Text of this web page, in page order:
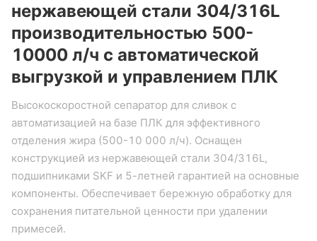
нержавеющей стали 304/316L
производительностью 500-
10000 л/ч с автоматической
выгрузкой и управлением ПЛК
Высокоскоростной сепаратор для сливок с
автоматизацией на базе ПЛК для эффективного
отделения жира (500-10 000 л/ч). Оснащен
конструкцией из нержавеющей стали 304/316L,
подшипниками SKF и 5-летней гарантией на основные
компоненты. Обеспечивает бережную обработку для
сохранения питательной ценности при удалении
примесей.